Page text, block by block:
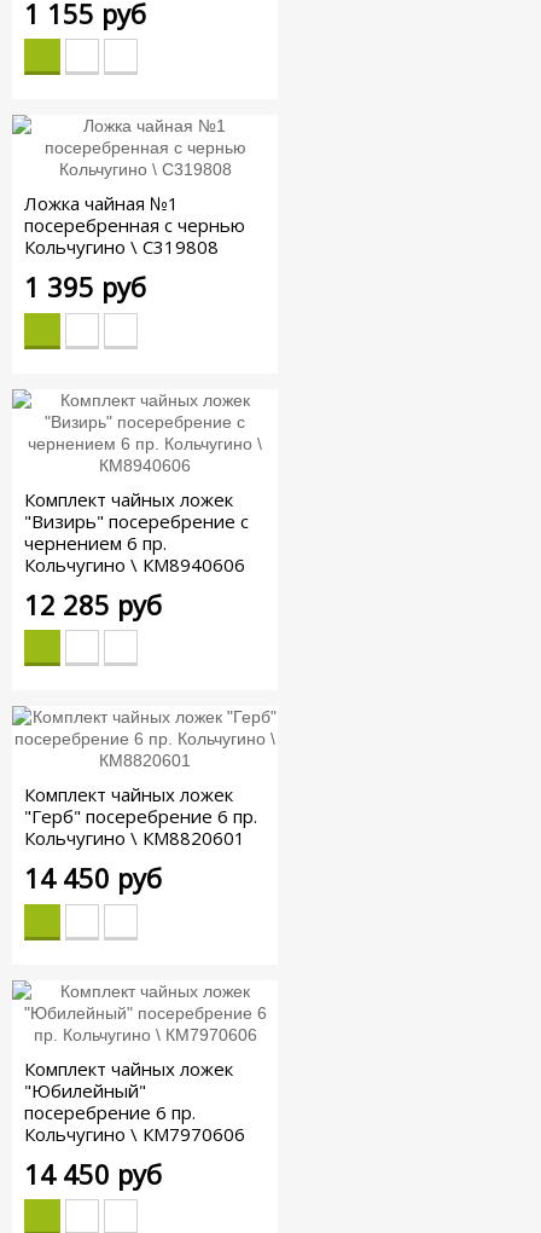
1 155 руб
Ложка чайная №1
посеребренная с чернью
Кольчугино \ С319808
1 395 руб
Комплект чайных ложек
"Визирь" посеребрение с
чернением 6 пр.
Кольчугино \ КМ8940606
12 285 руб
Комплект чайных ложек
"Герб" посеребрение 6 пр.
Кольчугино \ КМ8820601
14 450 руб
Комплект чайных ложек
"Юбилейный"
посеребрение 6 пр.
Кольчугино \ КМ7970606
14 450 руб